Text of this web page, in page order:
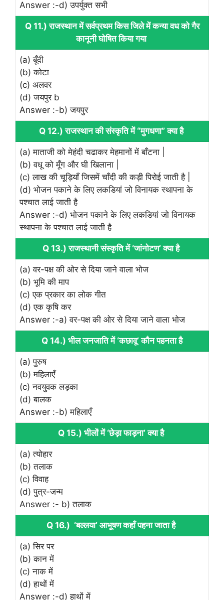
Answer :-d) उपर्युक्त सभी
Q 11.) राजस्थान में सर्वप्रथम किस जिले में कन्या वध को गैर
कानूनी घोषित किया गया
(a) बूँदी
(b) कोटा
(c) अलवर
(d) जयपुर b
Answer :-b) जयपुर
Q 12.) राजस्थान की संस्कृति में “मुगधणा” क्या है
(a) माताजी को मेहंदी चढाकर मेहमानों में बाँटना |
(b) वधू को मूँग और घी खिलाना |
(c) लाख की चूड़ियाँ जिसमें चाँदी की कड़ी पिरोई जाती है |
(d) भोजन पकाने के लिए लकडियां जो विनायक स्थापना के
पश्चात लाई जाती है
Answer :-d) भोजन पकाने के लिए लकडियां जो विनायक
स्थापना के पश्चात लाई जाती है
Q 13.) राजस्थानी संस्कृति में ‘जांनोटण’ क्या है
(a) वर-पक्ष की ओर से दिया जाने वाला भोज
(b) भूमि की माप
(c) एक प्रकार का लोक गीत
(d) एक कृषि कर
Answer :-a) वर-पक्ष की ओर से दिया जाने वाला भोज
Q 14.) भील जनजाति में ‘कछावू’ कौन पहनता है
(a) पुरुष
(b) महिलाएँ
(c) नवयुवक लड़का
(d) बालक
Answer :-b) महिलाएँ
Q 15.) भीलों में ‘छेड़ा फाड़ना’ क्या है
(a) त्योहार
(b) तलाक
(c) विवाह
(d) पुत्र-जन्म
Answer :- b) तलाक
Q 16.) ‘बल्लया’ आभूषण कहाँ पहना जाता है
(a) सिर पर
(b) कान में
(c) नाक में
(d) हाथों में
Answer :-d) हाथों में